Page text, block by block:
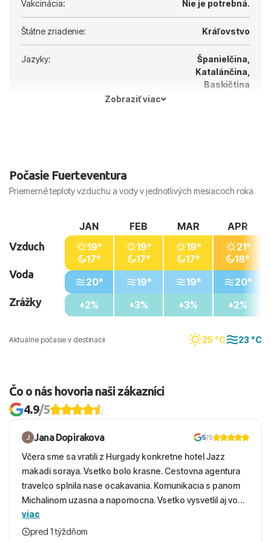
Vakcinácia: Nie je potrebná.
Štátne zriadenie: Kráľovstvo
Jazyky:
Španielčina,
Katalánčina,
Baskičtina
Zobraziť viac
Počasie Fuerteventura
Priemerné teploty vzduchu a vody v jednotlivých mesiacoch roka
Aktuálne počasie v destinacii 25 °C 23 °C
Vzduch
Voda
Zrážky
JAN
19°
17°
20°
2%
FEB
19°
17°
19°
3%
MAR
19°
17°
19°
3%
APR
21°
18°
20°
2%
Čo o nás hovoria naši zákazníci
4.9/5
Jana Dopirakova 5/5
Včera sme sa vratili z Hurgady konkretne hotel Jazz
makadi soraya. Vsetko bolo krasne. Cestovna agentura
travelco splnila nase ocakavania. Komunikacia s panom
Michalinom uzasna a napomocna. Vsetko vysvetlil aj vo
vecernych hodinach zaco sa ospravedlnujem. Hotel
krasny, cisty. Sluzby top. Strava, prostredie, more,
viac
pred 1 týždňom